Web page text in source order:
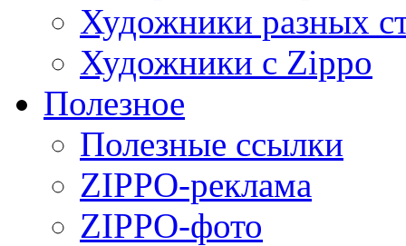
Художники разных
Художники с Zippo
Полезное
Полезные ссылки
ZIPPO-реклама
ZIPPO-фото